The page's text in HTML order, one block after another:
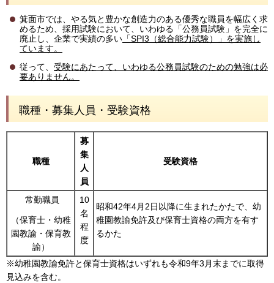
箕面市では、やる気と豊かな創造力のある優秀な職員を幅広く求
めるため、採用試験において、いわゆる「公務員試験」を完全に
廃止し、企業で実績の多い 「SPI3（総合能力試験）」を実施し
ています。
従って、 受験にあたって、いわゆる公務員試験のための勉強は必
要ありません。
職種・募集人員・受験資格
職種
募
集
人
員
受験資格
常勤職員
（保育士・幼稚
園教諭・保育教
諭）
10
名
程
度
昭和42年4月2日以降に生まれたかたで、幼
稚園教諭免許及び保育士資格の両方を有す
るかた
※幼稚園教諭免許と保育士資格はいずれも令和9年3月末までに取得
見込みを含む。